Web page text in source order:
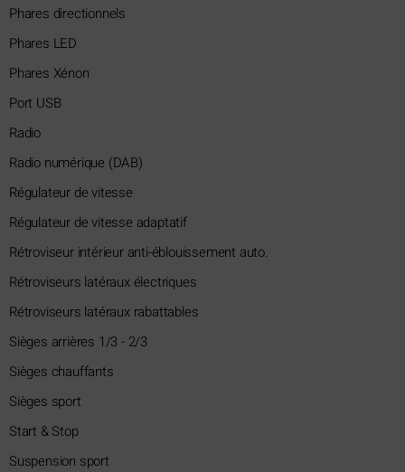
Phares directionnels
Phares LED
Phares Xénon
Port USB
Radio
Radio numérique (DAB)
Régulateur de vitesse
Régulateur de vitesse adaptatif
Rétroviseur intérieur anti-éblouissement auto.
Rétroviseurs latéraux électriques
Rétroviseurs latéraux rabattables
Sièges arrières 1/3 - 2/3
Sièges chauffants
Sièges sport
Start & Stop
Suspension sport